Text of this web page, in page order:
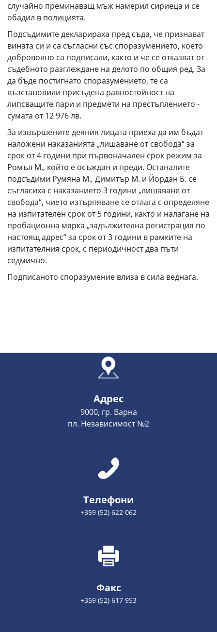
случайно преминаващ мъж намерил сириеца и се
обадил в полицията.
Подсъдимите декларираха пред съда, че признават
вината си и са съгласни със споразумението, което
доброволно са подписали, както и че се отказват от
съдебното разглеждане на делото по общия ред. За
да бъде постигнато споразумението, те са
възстановили присъдена равностойност на
липсващите пари и предмети на престъплението -
сумата от 12 976 лв.
За извършените деяния лицата приеха да им бъдат
наложени наказанията „лишаване от свобода“ за
срок от 4 години при първоначален срок режим за
Ромъл М., който е осъждан и преди. Останалите
подсъдими Румяна М., Димитър М. и Йордан Б. се
съгласиха с наказанието 3 години „лишаване от
свобода“, чието изтърпяване се отлага с определяне
на изпитателен срок от 5 години, както и налагане на
пробационна мярка „задължителна регистрация по
настоящ адрес“ за срок от 3 години в рамките на
изпитателния срок, с периодичност два пъти
седмично.
Подписаното споразумение влиза в сила веднага.
Адрес
9000, гр. Варна
пл. Независимост №2
Телефони
+359 (52) 622 062
Факс
+359 (52) 617 953